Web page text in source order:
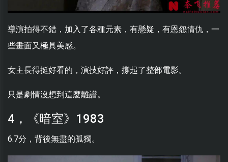
導演拍得不錯，加入了各種元素，有懸疑，有恩怨情仇，一
些畫面又極具美感。
女主長得挺好看的，演技好評，撐起了整部電影。
只是劇情沒想到這麼離譜。
4，《暗室》1983
6.7分，背後無盡的孤獨。